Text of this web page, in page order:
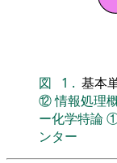
図 1 . 基本
⑫情報処理
ー化学特論
ンター